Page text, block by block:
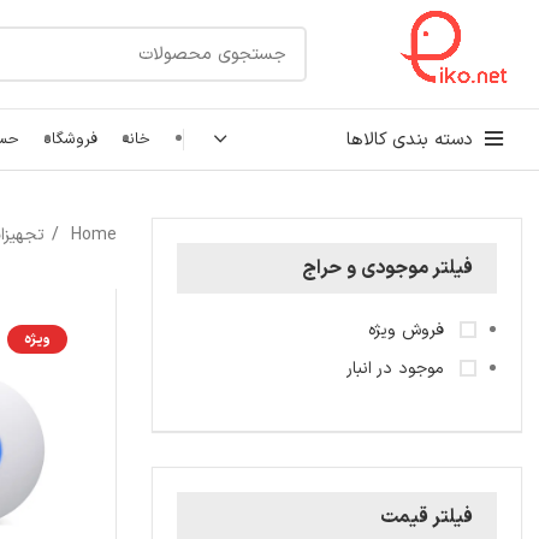
دسته بندی کالاها
کابل شبکه
اتصالات شبکه
خانه فروشگاه
فیلتر موجودی و حراج
فروش ویژه
موجود در انبار
فیلتر قیمت
Home
ویژه